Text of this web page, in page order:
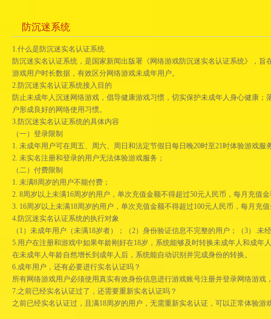
防沉迷系统
1.什么是防沉迷实名认证系统
防沉迷实名认证系统，是国家新闻出版署《网络游戏防沉迷实名认证系统》，
游戏用户时长数据，有效区分网络游戏未成年用户。
2.防沉迷实名认证系统接入目的
防止未成年人沉迷网络游戏，倡导健康游戏习惯，切实保护未成年人身心健康
户形成良好的网络使用习惯。
3.防沉迷实名认证系统的具体内容
（一）登录限制
1. 未成年用户可在周五、周六、周日和法定节假日每日晚20时至21时体验游戏服
2. 未实名注册和登录的用户无法体验游戏服务；
（二）付费限制
1. 未满8周岁的用户不能付费；
2. 8周岁以上未满16周岁的用户，单次充值金额不得超过50元人民币，每月充值
3. 16周岁以上未满18周岁的用户，单次充值金额不得超过100元人民币，每月充
4.防沉迷实名认证系统的执行对象
（1）未成年用户（未满18岁者）；（2）身份验证信息不完整的用户；（3）.未
5.用户在注册和游戏中如果年龄刚好在18岁，系统能够及时转换未成年人和成年
在未成年人年龄自然增长到成年人后，系统能自动识别并完成身份的转换。
6.成年用户，还有必要进行实名认证吗？
所有网络游戏用户必须使用真实有效身份信息进行游戏账号注册并登录网络游戏
7.之前已经实名认证过了，还需要重新实名认证吗？
之前已经实名认证过，且满18周岁的用户，无需重新实名认证，可以正常体验游